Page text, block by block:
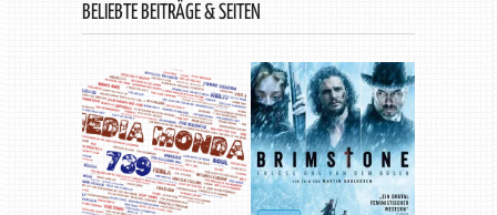
BELIEBTE BEITRÄGE & SEITEN